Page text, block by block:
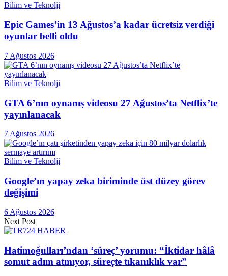
Bilim ve Teknolji
Epic Games’in 13 Ağustos’a kadar ücretsiz verdiği
oyunlar belli oldu
7 Ağustos 2026
Bilim ve Teknolji
GTA 6’nın oynanış videosu 27 Ağustos’ta Netflix’te
yayınlanacak
7 Ağustos 2026
Bilim ve Teknolji
Google’ın yapay zeka biriminde üst düzey görev
değişimi
6 Ağustos 2026
Next Post
Hatimoğulları’ndan ‘süreç’ yorumu: “İktidar hâlâ
somut adım atmıyor, süreçte tıkanıklık var”